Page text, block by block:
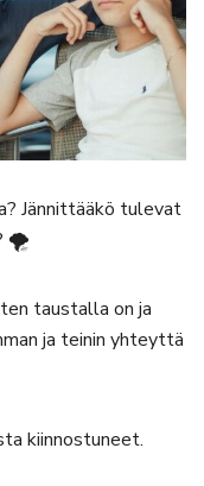
Jännittääkö tulevat
🌪️
taustalla on ja
ja teinin yhteyttä
kiinnostuneet.